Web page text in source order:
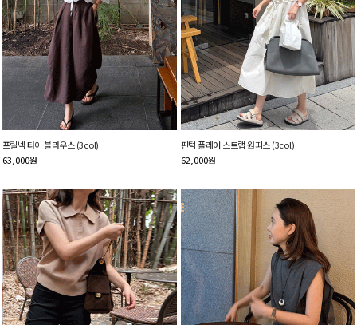
프릴넥 타이 블라우스 (3col)
63,000원
핀턱 플레어 스트랩 원피스 (3col)
62,000원